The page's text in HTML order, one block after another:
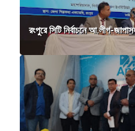
রংপুরে সিটি নির্বাচনে আ.লীগ-